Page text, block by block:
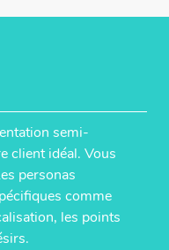
semi-
client idéal. Vous
personas
comme
les points